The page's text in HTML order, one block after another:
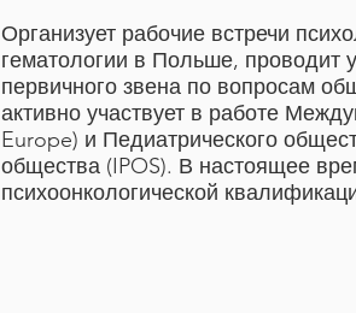
Организует рабочие встречи
гематологии в Польше, проводит
первичного звена по вопросам
активно участвует в работе
Europe) и Педиатрического
общества (IPOS). В настоящее
психоонкологической